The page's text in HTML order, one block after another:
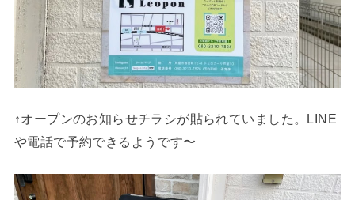
↑オープンのお知らせチラシが貼られていました。LINE
や電話で予約できるようです〜